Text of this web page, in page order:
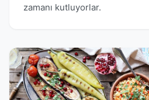
zamanı kutluyorlar.